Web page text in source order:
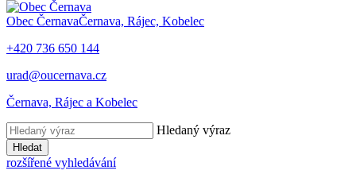
Obec ČernavaČernava, Rájec, Kobelec
+420 736 650 144
urad@oucernava.cz
Černava, Rájec a Kobelec
Hledaný výraz
Hledat
rozšířené vyhledávání